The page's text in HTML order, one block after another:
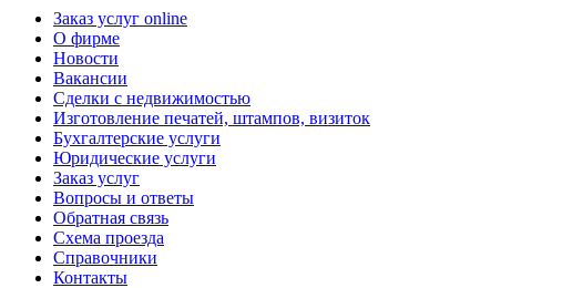
Заказ услуг online
О фирме
Новости
Вакансии
Сделки с недвижимостью
Изготовление печатей, штампов, визиток
Бухгалтерские услуги
Юридические услуги
Заказ услуг
Вопросы и ответы
Обратная связь
Схема проезда
Справочники
Контакты